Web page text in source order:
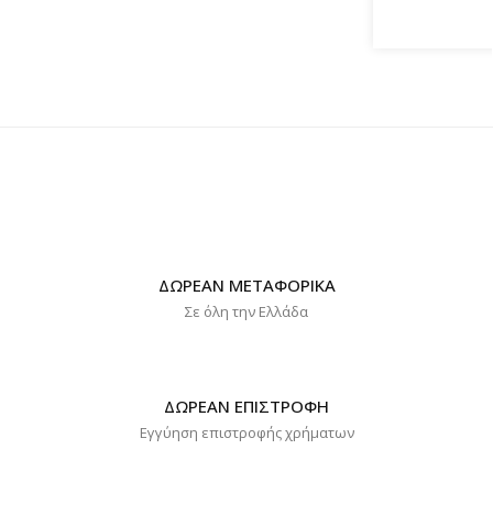
ΔΩΡΕΑΝ ΜΕΤΑΦΟΡΙΚΑ
Σε όλη την Ελλάδα
ΔΩΡΕΑΝ ΕΠΙΣΤΡΟΦΗ
Εγγύηση επιστροφής χρήματων